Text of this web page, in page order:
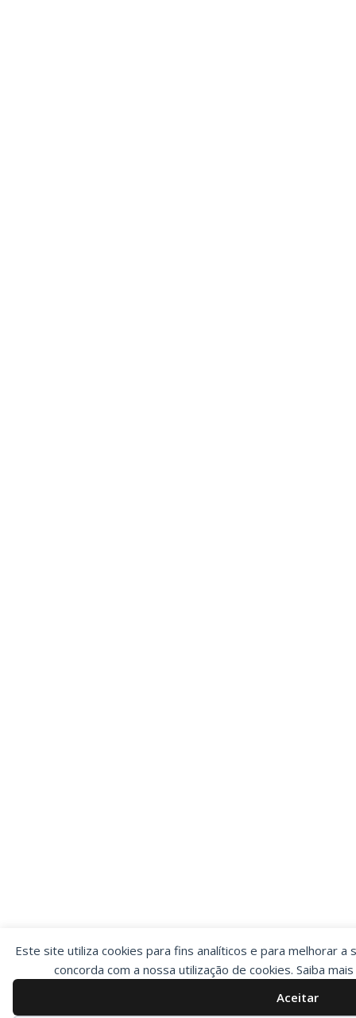
Este site utiliza cookies para fins analíticos e para melhorar a
concorda com a nossa utilização de cookies. Saiba
Aceitar